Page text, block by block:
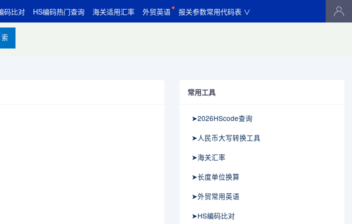
码比对 HS编码热门查询 海关适用汇率 外贸英语 报关参数常用代码表 ∨
索
常用工具
➤2026HScode查询
➤人民币大写转换工具
➤海关汇率
➤长度单位换算
➤外贸常用英语
➤HS编码比对